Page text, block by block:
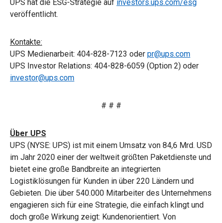
UPS hat die ESG-Strategie auf investors.ups.com/esg
veröffentlicht.
Kontakte:
UPS Medienarbeit: 404-828-7123 oder pr@ups.com
UPS Investor Relations: 404-828-6059 (Option 2) oder
investor@ups.com
# # #
Über UPS
UPS (NYSE: UPS) ist mit einem Umsatz von 84,6 Mrd. USD
im Jahr 2020 einer der weltweit größten Paketdienste und
bietet eine große Bandbreite an integrierten
Logistiklösungen für Kunden in über 220 Ländern und
Gebieten. Die über 540.000 Mitarbeiter des Unternehmens
engagieren sich für eine Strategie, die einfach klingt und
doch große Wirkung zeigt: Kundenorientiert. Von